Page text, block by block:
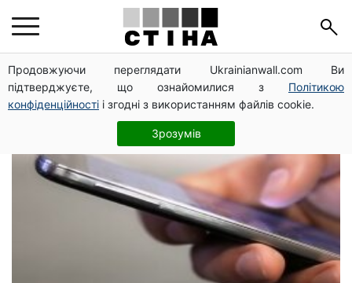
Продовжуючи переглядати Ukrainianwall.com Ви
підтверджуєте, що ознайомилися з Політикою
конфіденційності і згодні з використанням файлів cookie.
Зрозумів
мобильные операторы